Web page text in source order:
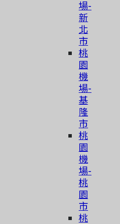
場-
新
北
市
桃
園
機
場-
基
隆
市
桃
園
機
場-
桃
園
市
桃